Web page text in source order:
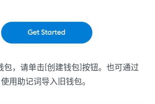
包，请单击[创建钱包]按钮。也可通过
用助记词导入旧钱包。